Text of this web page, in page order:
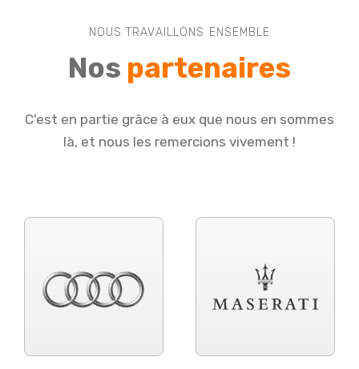
NOUS TRAVAILLONS ENSEMBLE
Nos partenaires
C'est en partie grâce à eux que nous en sommes
là, et nous les remercions vivement !